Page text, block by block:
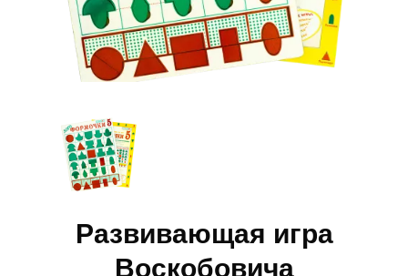
Развивающая игра
Воскобовича